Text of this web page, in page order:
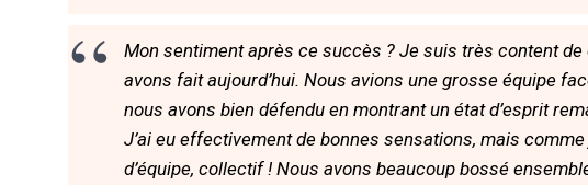
Mon sentiment après ce succès ? Je suis très content
avons fait aujourd’hui. Nous avions une grosse équipe
nous avons bien défendu en montrant un état d’esprit
J’ai eu effectivement de bonnes sensations, mais
d’équipe, collectif ! Nous avons beaucoup bossé